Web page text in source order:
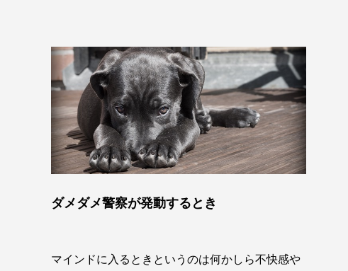
ダメダメ警察が発動するとき
マインドに入るときというのは何かしら不快感や